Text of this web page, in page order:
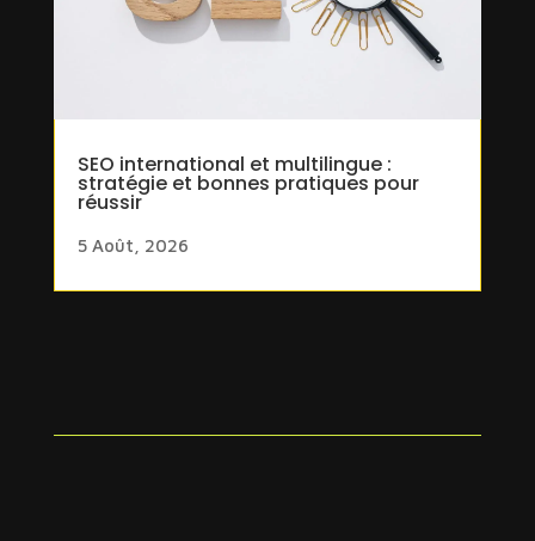
SEO international et multilingue :
stratégie et bonnes pratiques pour
réussir
5 Août, 2026